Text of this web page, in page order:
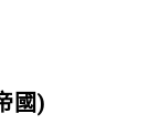
國)